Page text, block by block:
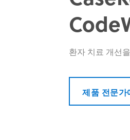
환자 치료 개선
제품 전문가